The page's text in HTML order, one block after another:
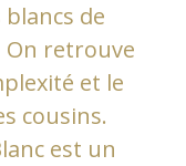
de
On retrouve
et le
cousins.
est un